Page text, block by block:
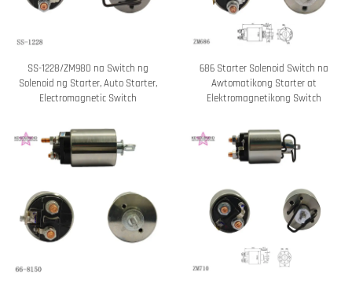
SS-1228/ZM980 na Switch ng
Solenoid ng Starter, Auto Starter,
Electromagnetic Switch
686 Starter Solenoid Switch na
Awtomatikong Starter at
Elektromagnetikong Switch